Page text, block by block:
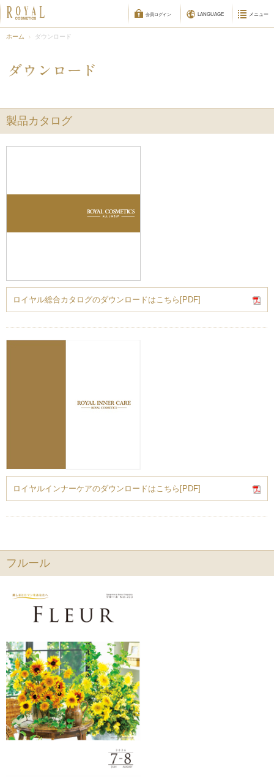
会員ログイン LANGUAGE
HALAL cosmetics メニュー
ご購入について
ホーム ダウンロード
製品カタログ
ロイヤル総合カタログのダウンロードはこちら[PDF]
ロイヤルインナーケアのダウンロードはこちら[PDF]
フルール